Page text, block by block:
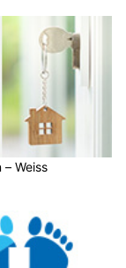
Weiss